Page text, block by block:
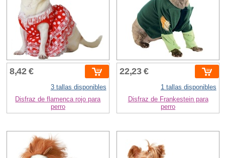
8,42 €
3 tallas disponibles
Disfraz de flamenca rojo para
perro
22,23 €
1 tallas disponibles
Disfraz de Frankestein para
perro